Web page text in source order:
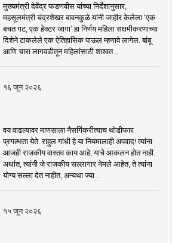
मुख्यमंत्री देवेंद्र फडणवीस यांच्या निर्देशानुसार,
महसूलमंत्री चंद्रशेखर बावनकुळे यांनी जाहीर केलेला ‘एक
बचत गट, एक हेक्टर जागा’ हा निर्णय महिला सक्षमीकरणाच्या
दिशेने टाकलेले एक ऐतिहासिक पाऊल म्हणावे लागेल. बांबू
आणि चारा लागवडीतून महिलांसाठी शाश्वत ..
१६ जून २०२६
वय वाढल्यावर माणसाला नैसर्गिकरीत्याच थोडीफार
प्रगल्भता येते. राहुल गांधी हे या नियमालाही अपवाद! त्यांना
आजही राजकीय वास्तव काय आहे, याचे आकलन होत नाही.
अर्थात, त्यांनी जे राजकीय सल्लागार नेमले आहेत, ते त्यांना
योग्य सल्ला देत नाहीत, अन्यथा ज्या ..
१५ जून २०२६